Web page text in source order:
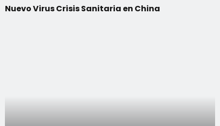
Nuevo Virus Crisis Sanitaria en China